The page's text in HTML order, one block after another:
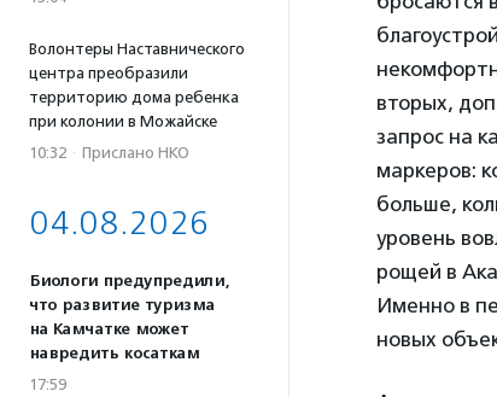
Волонтеры Наставнического
центра преобразили
территорию дома ребенка
при колонии в Можайске
10:32 · Прислано НКО
04.08.2026
Биологи предупредили,
что развитие туризма
на Камчатке может
навредить косаткам
17:59
вторых,
запрос на
маркеров:
больше,
уровень
рощей в
Именно в
новых